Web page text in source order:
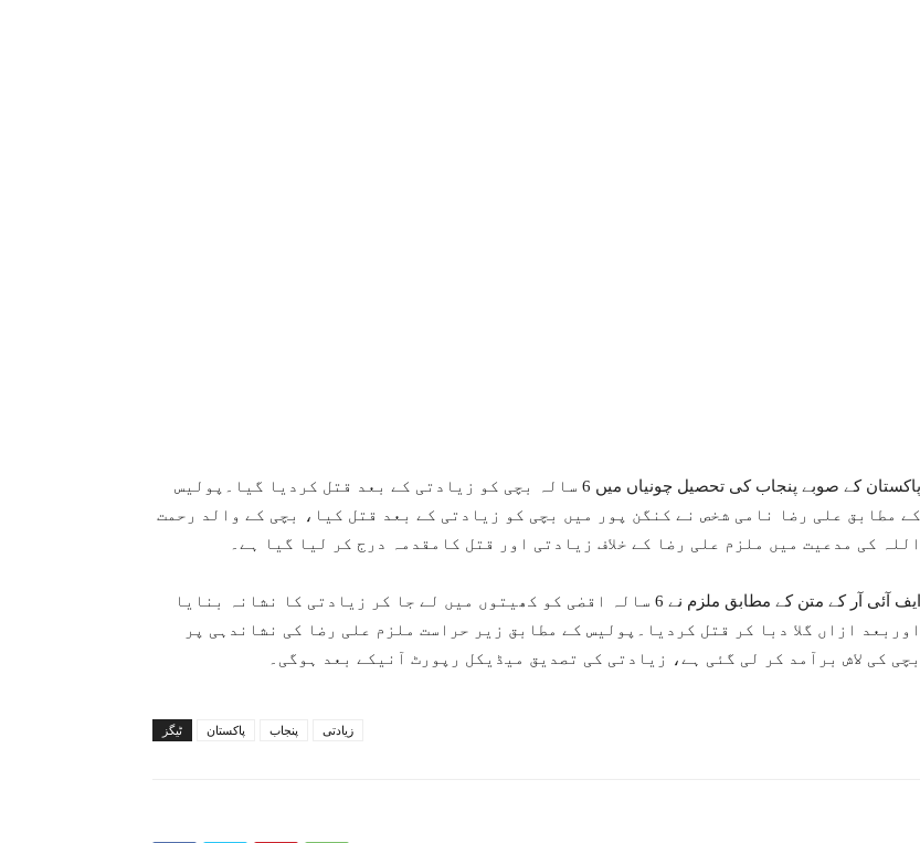
پاکستان کے صوبے پنجاب کی تحصیل چونیاں میں 6 سالہ بچی کو زیادتی کے بعد قتل کردیا گیا۔پولیس
کے مطابق علی رضا نامی شخص نے کنگن پور میں بچی کو زیادتی کے بعد قتل کیا، بچی کے والد رحمت
اللہ کی مدعیت میں ملزم علی رضا کے خلاف زیادتی اور قتل کامقدمہ درج کر لیا گیا ہے۔
ایف آئی آر کے متن کے مطابق ملزم نے 6 سالہ اقصٰی کو کھیتوں میں لے جا کر زیادتی کا نشانہ بنایا
اوربعد ازاں گلا دبا کر قتل کردیا۔پولیس کے مطابق زیر حراست ملزم علی رضا کی نشاندہی پر
بچی کی لاش برآمد کر لی گئی ہے، زیادتی کی تصدیق میڈیکل رپورٹ آنیکے بعد ہوگی۔
ٹیگز پاکستان پنجاب زیادتی